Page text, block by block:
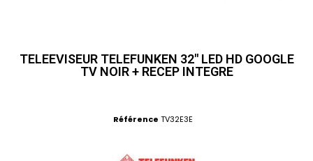
TELEEVISEUR TELEFUNKEN 32" LED HD GOOGLE
TV NOIR + RECEP INTEGRE
Référence TV32E3E